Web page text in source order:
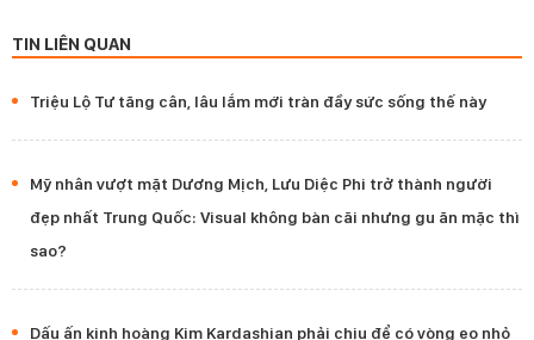
TIN LIÊN QUAN
Triệu Lộ Tư tăng cân, lâu lắm mới tràn đầy sức sống thế này
Mỹ nhân vượt mặt Dương Mịch, Lưu Diệc Phi trở thành người
đẹp nhất Trung Quốc: Visual không bàn cãi nhưng gu ăn mặc thì
sao?
Dấu ấn kinh hoàng Kim Kardashian phải chịu để có vòng eo nhỏ